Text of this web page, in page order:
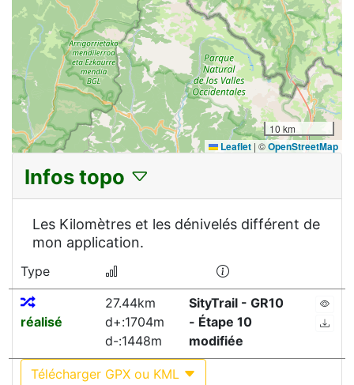
10 km
Leaflet | ©OpenStreetMap
Infos topo
Les Kilomètres et les dénivelés différent de
mon application.
Type
réalisé
27.44km
d+:1704m
d-:1448m
SityTrail - GR10
- Étape 10
modifiée
Télécharger GPX ou KML